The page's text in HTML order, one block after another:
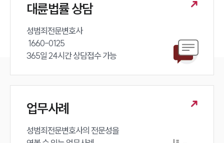
주요 업무사례
사례분석/최신동향
고객후기
업무분야
대륜법률 상담
성범죄전문변호사
365일 24시간 상담접수 가능
업무사례
성범죄전문변호사의 전문성을